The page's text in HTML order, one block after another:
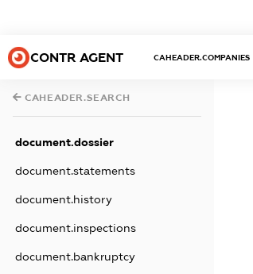
CONTR AGENT CAHEADER.COMPANIES
CAHEADER.SEARCH
document.dossier
document.statements
document.history
document.inspections
document.bankruptcy